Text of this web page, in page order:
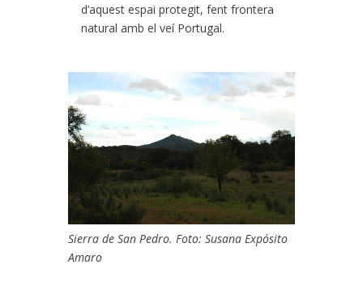
d’aquest espai protegit, fent frontera
natural amb el veí Portugal.
Sierra de San Pedro. Foto: Susana Expósito
Amaro